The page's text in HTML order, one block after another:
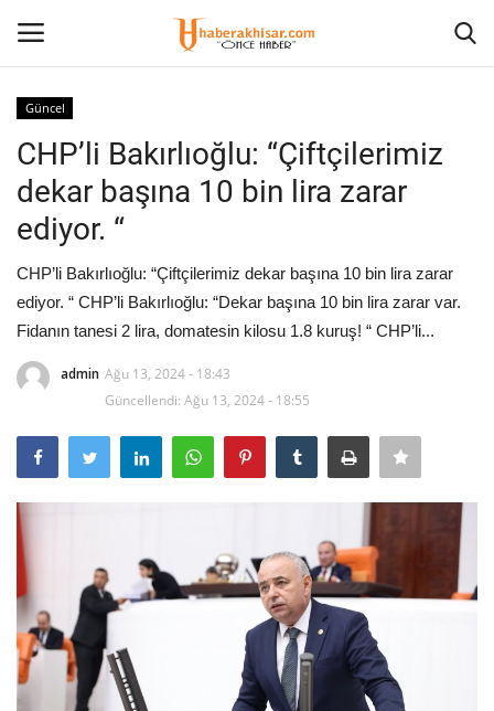
Anasayfa
Eğitim
Magazin
Spor
Siyaset
Sağlık
Kültür Sanat
Güncel
Künye
Güncel
CHP’li Bakırlıoğlu: “Çiftçilerimiz
dekar başına 10 bin lira zarar
ediyor. “
CHP’li Bakırlıoğlu: “Çiftçilerimiz dekar başına 10 bin lira zarar
ediyor. “ CHP’li Bakırlıoğlu: “Dekar başına 10 bin lira zarar var.
Fidanın tanesi 2 lira, domatesin kilosu 1.8 kuruş! “ CHP’li...
admin Ağu 13, 2024 - 18:43
Güncellendi: Ağu 13, 2024 - 18:55